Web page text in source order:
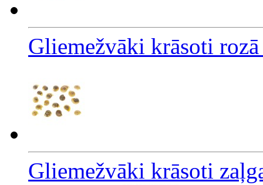
Gliemežvāki krāsoti
Gliemežvāki krāsoti